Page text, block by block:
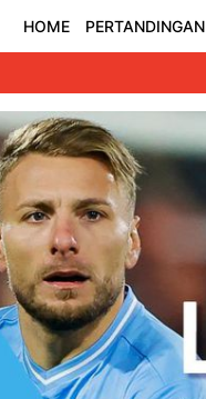
HOME PERTANDINGAN